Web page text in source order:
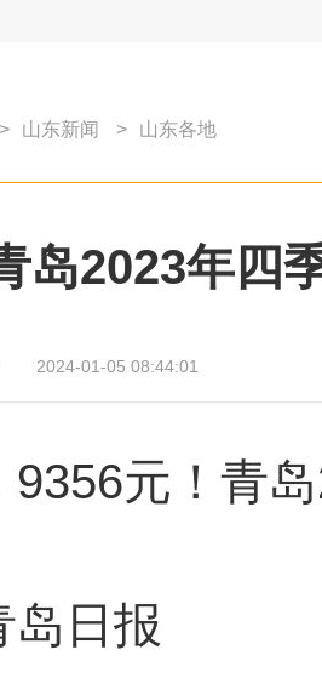
> 山东新闻 > 山东各地
岛2023年四
2024-01-05 08:44:01
9356元！青
岛日报